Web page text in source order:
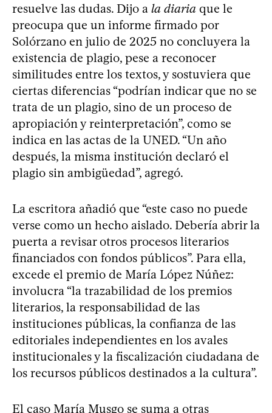
resuelve las dudas. Dijo a la diaria que le
preocupa que un informe firmado por
Solórzano en julio de 2025 no concluyera la
existencia de plagio, pese a reconocer
similitudes entre los textos, y sostuviera que
ciertas diferencias “podrían indicar que no se
trata de un plagio, sino de un proceso de
apropiación y reinterpretación”, como se
indica en las actas de la UNED. “Un año
después, la misma institución declaró el
plagio sin ambigüedad”, agregó.
La escritora añadió que “este caso no puede
verse como un hecho aislado. Debería abrir la
puerta a revisar otros procesos literarios
financiados con fondos públicos”. Para ella,
excede el premio de María López Núñez:
involucra “la trazabilidad de los premios
literarios, la responsabilidad de las
instituciones públicas, la confianza de las
editoriales independientes en los avales
institucionales y la fiscalización ciudadana de
los recursos públicos destinados a la cultura”.
El caso María Musgo se suma a otras